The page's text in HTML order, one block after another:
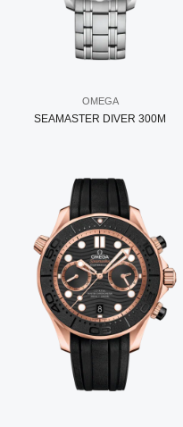
OMEGA
SEAMASTER DIVER 300M